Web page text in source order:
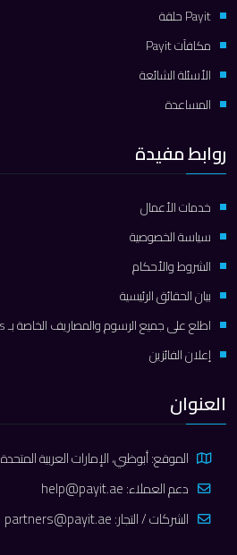
Payit حلقة
مكافآت Payit
الأسئلة الشائعة
المساعدة
روابط مفيدة
خدمات الأعمال
سياسة الخصوصية
الشروط والأحكام
بيان الحقائق الرئيسية
اطلع على جميع الرسوم والمصاريف الخاصة بـ Payit Plus
إعلان الفائزين
العنوان
الموقع: أبوظبي، الإمارات العربية المتحدة
دعم العملاء:help@payit.ae
الشركات / التجار:partners@payit.ae